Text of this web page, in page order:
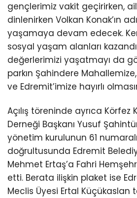
gençlerimiz vakit geçirirken,
dinlenirken Volkan Konak’ın
yaşamaya devam edecek.
sosyal yaşam alanları
değerlerimizi yaşatmayı da
parkın Şahindere
ve Edremit’imize hayırlı
Açılış töreninde ayrıca Körfez
Derneği Başkanı Yusuf
yönetim kurulunun 61
doğrultusunda Edremit
Mehmet Ertaş’a Fahri
etti. Berata ilişkin plaket ise
Meclis Üyesi Ertal Küçükaslan